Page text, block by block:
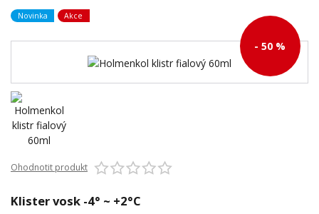
Novinka Akce
- 50 %
Ohodnotit produkt
Klister vosk -4° ~ +2°C